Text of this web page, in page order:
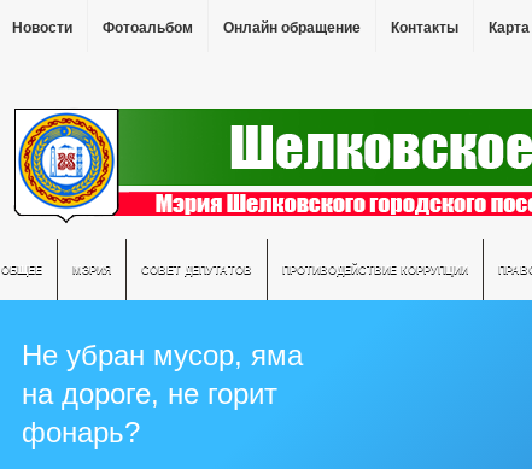
Новости Фотоальбом Онлайн обращение Контакты
ОБЩЕЕ МЭРИЯ СОВЕТ ДЕПУТАТОВ ПРОТИВОДЕЙСТВИЕ КОРРУПЦИИ
Не убран мусор, яма
на дороге, не горит
фонарь?